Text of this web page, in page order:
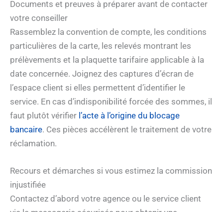
Documents et preuves à préparer avant de contacter
votre conseiller
Rassemblez la convention de compte, les conditions
particulières de la carte, les relevés montrant les
prélèvements et la plaquette tarifaire applicable à la
date concernée. Joignez des captures d’écran de
l’espace client si elles permettent d’identifier le
service. En cas d’indisponibilité forcée des sommes, il
faut plutôt vérifier l’acte à l’origine du blocage
bancaire. Ces pièces accélèrent le traitement de votre
réclamation.
Recours et démarches si vous estimez la commission
injustifiée
Contactez d’abord votre agence ou le service client